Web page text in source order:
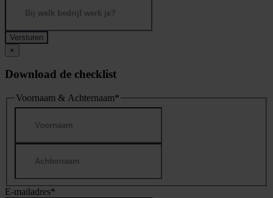
×
Download de checklist
Voornaam & Achternaam*
E-mailadres*